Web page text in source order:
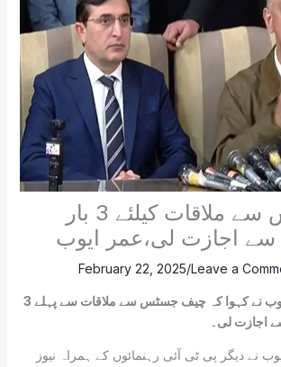
چیف جسٹس سے ملاقات کیلئے 3 بار
اجازت لی،عمر ایوب
Leave a
/
February 22, 2025
اپوزیشن لیڈر عمر ایوب نے کہوا کہ چیف جسٹس سے ملاقات سے پہلے 3
اجازت لی۔
نے دیگر پی ٹی آئی رہنمائوں کے ہمراہ نیوز